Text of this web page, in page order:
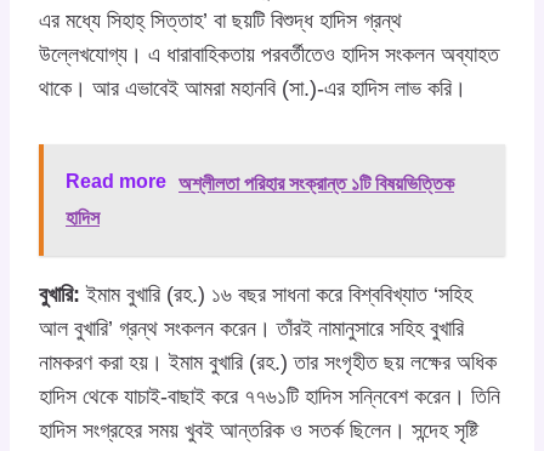
এর মধ্যে সিহাহ্ সিত্তাহ’ বা ছয়টি বিশুদ্ধ হাদিস গ্রন্থ
উল্লেখযোগ্য। এ ধারাবাহিকতায় পরবর্তীতেও হাদিস সংকলন অব্যাহত
থাকে। আর এভাবেই আমরা মহানবি (সা.)-এর হাদিস লাভ করি।
Read more অশ্লীলতা পরিহার সংক্রান্ত ১টি বিষয়ভিত্তিক
হাদিস
বুখারি: ইমাম বুখারি (রহ.) ১৬ বছর সাধনা করে বিশ্ববিখ্যাত ‘সহিহ
আল বুখারি’ গ্রন্থ সংকলন করেন। তাঁরই নামানুসারে সহিহ বুখারি
নামকরণ করা হয়। ইমাম বুখারি (রহ.) তার সংগৃহীত ছয় লক্ষের অধিক
হাদিস থেকে যাচাই-বাছাই করে ৭৭৬১টি হাদিস সন্নিবেশ করেন। তিনি
হাদিস সংগ্রহের সময় খুবই আন্তরিক ও সতর্ক ছিলেন। সন্দেহ সৃষ্টি